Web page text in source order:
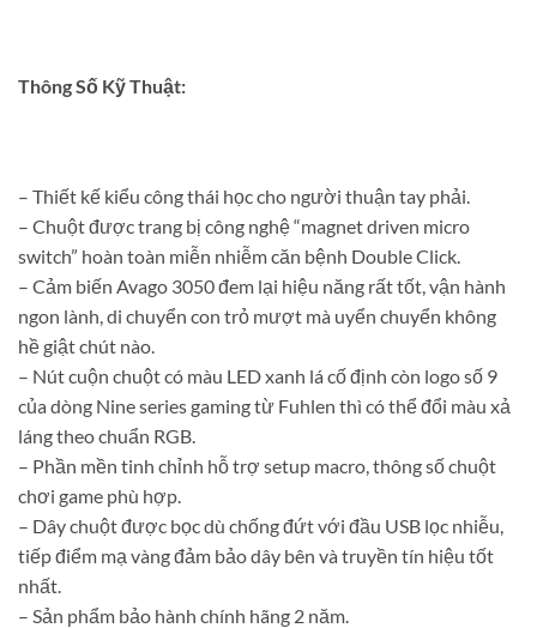
Thông Số Kỹ Thuật:
– Thiết kế kiểu công thái học cho người thuận tay phải.
– Chuột được trang bị công nghệ “magnet driven micro
switch” hoàn toàn miễn nhiễm căn bệnh Double Click.
– Cảm biến Avago 3050 đem lại hiệu năng rất tốt, vận hành
ngon lành, di chuyển con trỏ mượt mà uyển chuyển không
hề giật chút nào.
– Nút cuộn chuột có màu LED xanh lá cố định còn logo số 9
của dòng Nine series gaming từ Fuhlen thì có thể đổi màu xả
láng theo chuẩn RGB.
– Phần mền tinh chỉnh hỗ trợ setup macro, thông số chuột
chơi game phù hợp.
– Dây chuột được bọc dù chống đứt với đầu USB lọc nhiễu,
tiếp điểm mạ vàng đảm bảo dây bên và truyền tín hiệu tốt
nhất.
– Sản phẩm bảo hành chính hãng 2 năm.